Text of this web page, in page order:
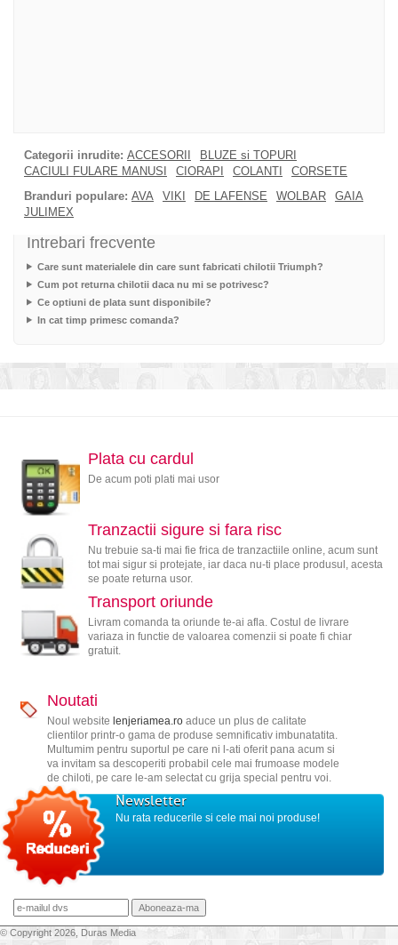
Categorii inrudite: ACCESORII
BLUZE si TOPURI
CACIULI FULARE MANUSI
CIORAPI COLANTI
CORSETE
Branduri populare: AVA VIKI DE LAFENSE WOLBAR
GAIA
JULIMEX
Intrebari frecvente
Care sunt materialele din care sunt fabricati chilotii Triumph?
Cum pot returna chilotii daca nu mi se potrivesc?
Ce optiuni de plata sunt disponibile?
In cat timp primesc comanda?
Plata cu cardul
De acum poti plati mai usor
Tranzactii sigure si fara risc
Nu trebuie sa-ti mai fie frica de tranzactiile online, acum sunt
tot mai sigur si protejate, iar daca nu-ti place produsul, acesta
se poate returna usor.
Transport oriunde
Livram comanda ta oriunde te-ai afla. Costul de livrare
variaza in functie de valoarea comenzii si poate fi chiar
gratuit.
Noutati
Noul website lenjeriamea.roaduce un plus de calitate
clientilor printr-o gama de produse semnificativ imbunatatita.
Multumim pentru suportul pe care ni l-ati oferit pana acum si
va invitam sa descoperiti probabil cele mai frumoase modele
de chiloti, pe care le-am selectat cu grija special pentru voi.
Newsletter
Nu rata reducerile si cele mai noi produse!
© Copyright 2026, Duras Media